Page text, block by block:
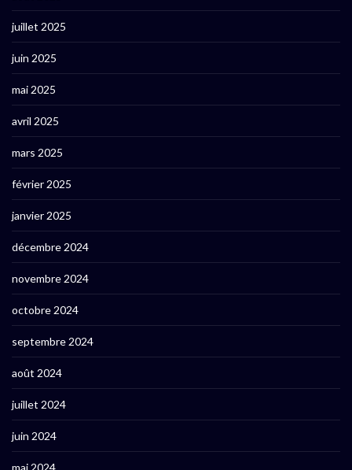
juillet 2025
juin 2025
mai 2025
avril 2025
mars 2025
février 2025
janvier 2025
décembre 2024
novembre 2024
octobre 2024
septembre 2024
août 2024
juillet 2024
juin 2024